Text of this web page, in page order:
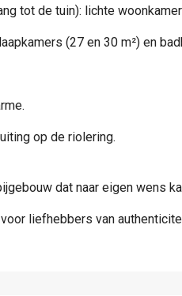
tot de tuin): lichte
(27 en 30 m²) en
op de riolering.
dat naar eigen wens
liefhebbers van